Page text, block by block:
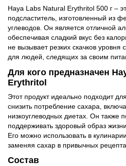
Haya Labs Natural Erythritol 500 г –
подсластитель, изготовленный из
углеводов. Он является отличной
обеспечивая сладкий вкус без
не вызывает резких скачков уровня
для людей, следящих за своим
Для кого предназначен
Erythritol
Этот продукт идеально подходит
снизить потребление сахара,
низкоуглеводных диетах. Он также
поддерживать здоровый образ
Его можно использовать в
заменяя сахар в привычных
Состав